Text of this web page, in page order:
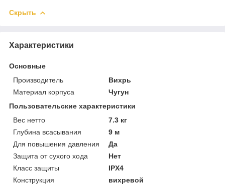
Скрыть
Характеристики
Основные
Производитель
Вихрь
Материал корпуса
Чугун
Пользовательские характеристики
Вес нетто
7.3 кг
Глубина всасывания
9 м
Для повышения давления
Да
Защита от сухого хода
Нет
Класс защиты
IPX4
Конструкция
вихревой